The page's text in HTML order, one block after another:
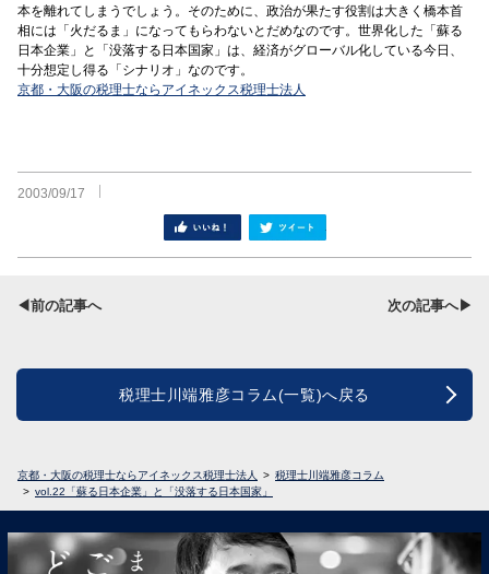
本を離れてしまうでしょう。そのために、政治が果たす役割は大きく橋本首
相には「火だるま」になってもらわないとだめなのです。世界化した「蘇る
日本企業」と「没落する日本国家」は、経済がグローバル化している今日、
十分想定し得る「シナリオ」なのです。
京都・大阪の税理士ならアイネックス税理士法人
2003/09/17
シェア
◀前の記事へ 次の記事へ▶
税理士川端雅彦コラム(一覧)へ戻る
京都・大阪の税理士ならアイネックス税理士法人
税理士川端雅彦コラム
vol.22「蘇る日本企業」と「没落する日本国家」